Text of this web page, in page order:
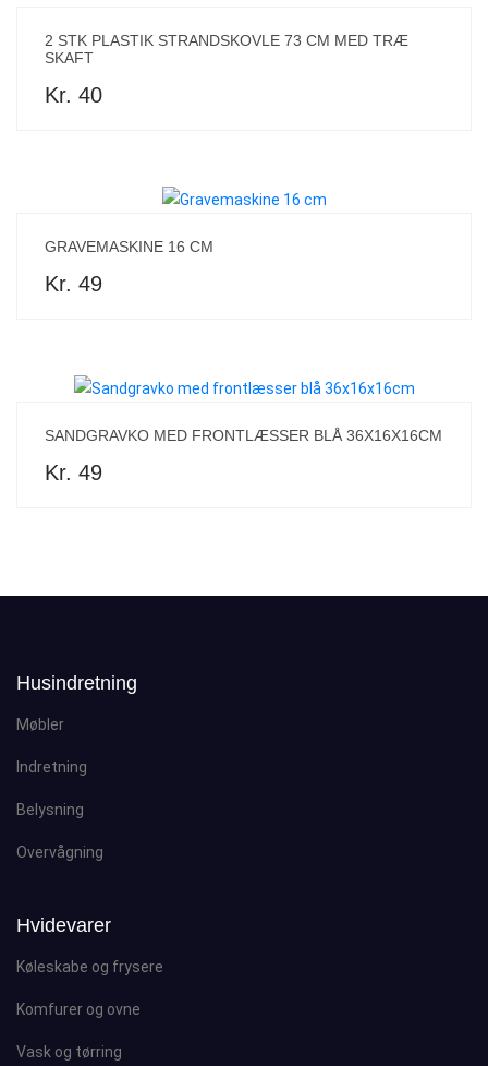
2 STK PLASTIK STRANDSKOVLE 73 CM MED TRÆ
SKAFT
Kr. 40
GRAVEMASKINE 16 CM
Kr. 49
SANDGRAVKO MED FRONTLÆSSER BLÅ 36X16X16CM
Kr. 49
Husindretning
Møbler
Indretning
Belysning
Overvågning
Hvidevarer
Køleskabe og frysere
Komfurer og ovne
Vask og tørring